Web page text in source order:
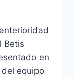
Betis
en
equipo